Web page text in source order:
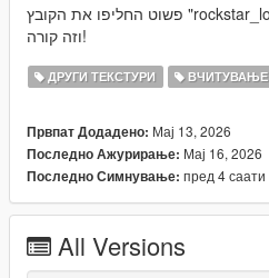
וזה קורה!
ДРУГИ ТЕКСТУРИ ВЧИТУВАЊЕ
Првпат Додадено: Мај 13, 2026
Последно Ажурирање: Мај 16, 2026
Последно Симнување: пред 4 саати
All Versions